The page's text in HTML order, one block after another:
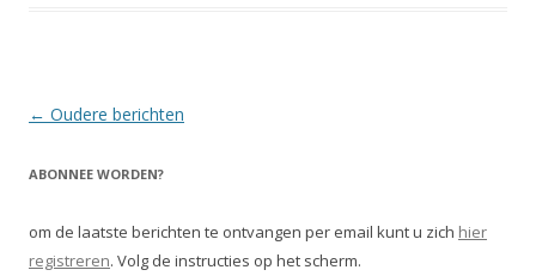
Berichtnavigatie
← Oudere berichten
ABONNEE WORDEN?
om de laatste berichten te ontvangen per email kunt u zich hier
registreren. Volg de instructies op het scherm.